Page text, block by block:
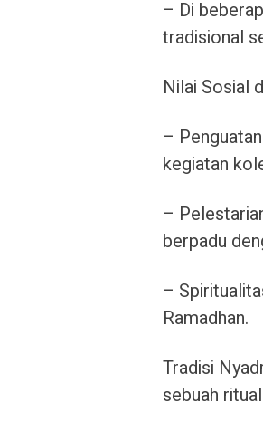
– Di
tradisional
Nilai Sosial
–
kegiatan
–
berpadu
–
Ramadhan.
Tradisi
sebuah